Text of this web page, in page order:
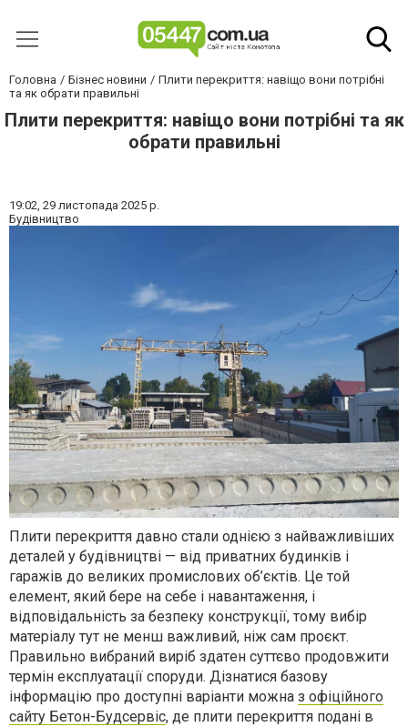
Головна Бізнес новини
Плити перекриття: навіщо вони потрібні
та як обрати правильні
Плити перекриття: навіщо вони потрібні та як
обрати правильні
19:02, 29 листопада 2025 р.
Будівництво
Плити перекриття давно стали однією з найважливіших
деталей у будівництві — від приватних будинків і
гаражів до великих промислових об’єктів. Це той
елемент, який бере на себе і навантаження, і
відповідальність за безпеку конструкції, тому вибір
матеріалу тут не менш важливий, ніж сам проєкт.
Правильно вибраний виріб здатен суттєво продовжити
термін експлуатації споруди. Дізнатися базову
інформацію про доступні варіанти можна з офіційного
сайту Бетон-Будсервіс, де плити перекриття подані в